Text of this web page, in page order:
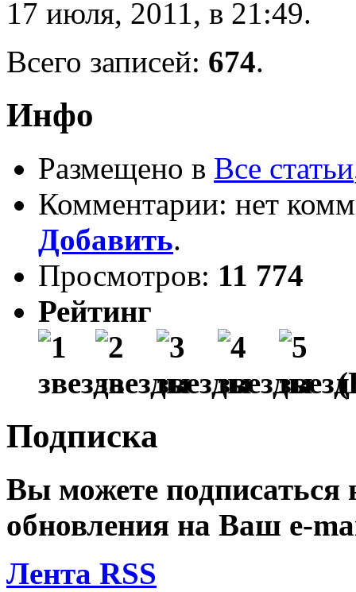
17 июля, 2011, в 21:49.
Всего записей: 674.
Инфо
Размещено в Все статьи
Комментарии: нет
Добавить.
Просмотров: 11 774
Рейтинг
Подписка
Вы можете подписаться
обновления на Ваш e-
Лента RSS